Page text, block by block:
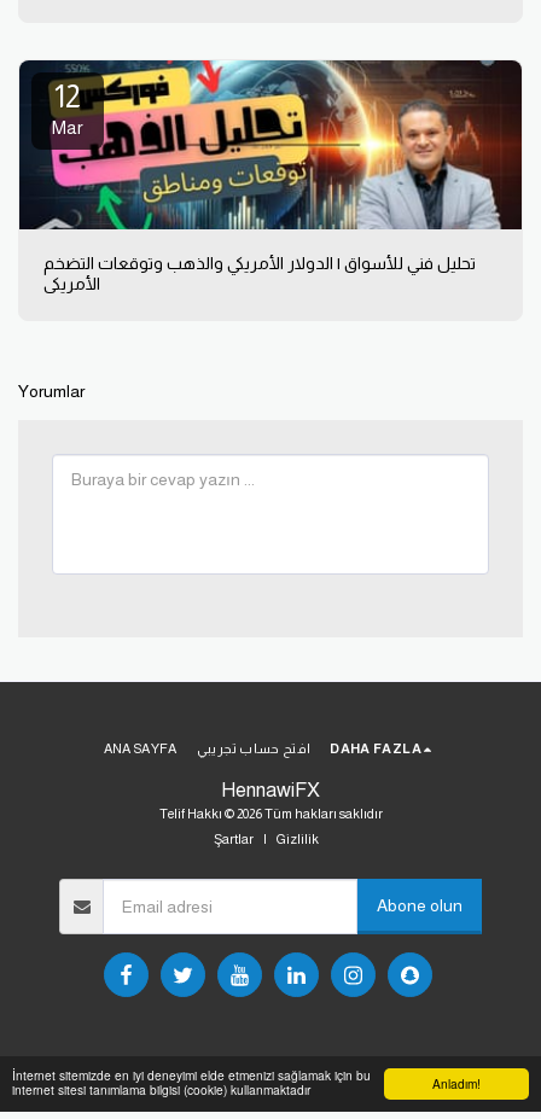
Anladım!
İnternet sitemizde en iyi deneyimi elde etmenizi sağlamak için bu
internet sitesi tanımlama bilgisi (cookie) kullanmaktadır
12
Mar
تحليل فني للأسواق | الدولار الأمريكي والذهب وتوقعات التضخم
الأمريكي
Yorumlar
HennawiFX
Telif Hakkı © 2026 Tüm hakları saklıdır
Şartlar| Gizlilik
ANA SAYFA افتح حساب تجريبي DAHA FAZLA
Abone olun